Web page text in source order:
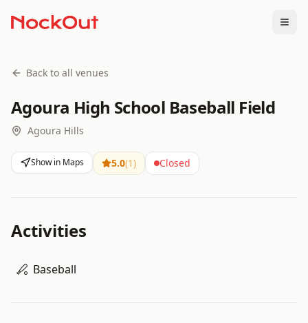
Back to all venues
Agoura High School Baseball Field
Agoura Hills
Show in Maps 5.0(1) Closed
Activities
Baseball